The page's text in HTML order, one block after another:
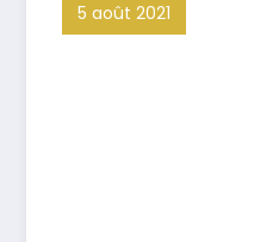
5 août 2021